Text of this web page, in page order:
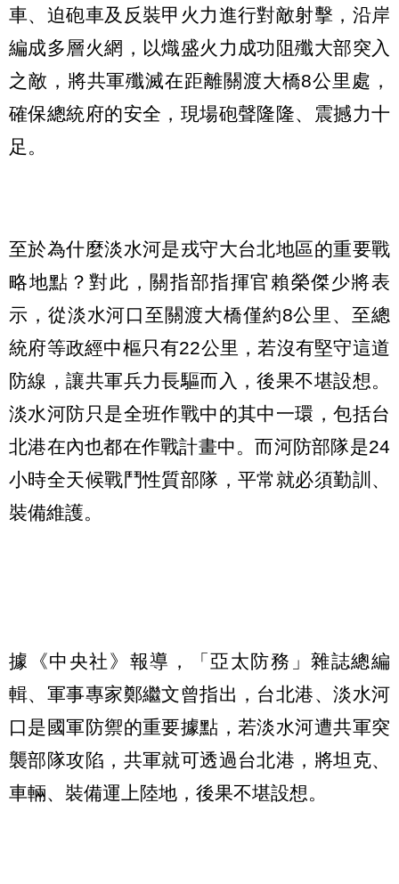
車、迫砲車及反裝甲火力進行對敵射擊，沿岸
編成多層火網，以熾盛火力成功阻殲大部突入
之敵，將共軍殲滅在距離關渡大橋8公里處，
確保總統府的安全，現場砲聲隆隆、震撼力十
足。
至於為什麼淡水河是戎守大台北地區的重要戰
略地點？對此，關指部指揮官賴榮傑少將表
示，從淡水河口至關渡大橋僅約8公里、至總
統府等政經中樞只有22公里，若沒有堅守這道
防線，讓共軍兵力長驅而入，後果不堪設想。
淡水河防只是全班作戰中的其中一環，包括台
北港在內也都在作戰計畫中。而河防部隊是24
小時全天候戰鬥性質部隊，平常就必須勤訓、
裝備維護。
據《中央社》報導，「亞太防務」雜誌總編
輯、軍事專家鄭繼文曾指出，台北港、淡水河
口是國軍防禦的重要據點，若淡水河遭共軍突
襲部隊攻陷，共軍就可透過台北港，將坦克、
車輛、裝備運上陸地，後果不堪設想。